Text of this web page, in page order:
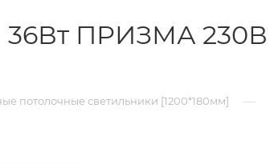
36Вт ПРИЗМА 230В
потолочные светильники [1200*180мм] —